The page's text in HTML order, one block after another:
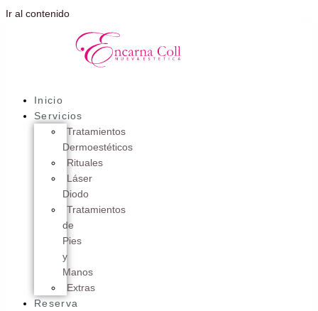
Ir al contenido
Inicio
Servicios
Tratamientos
Dermoestéticos
Rituales
Láser
Diodo
Tratamientos
de
Pies
y
Manos
Extras
Reserva